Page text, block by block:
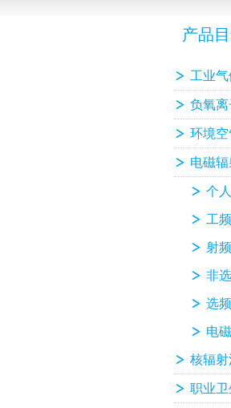
产品
工业
负氧
环境
电磁
个
工
射
非
选
电
核辐
职业